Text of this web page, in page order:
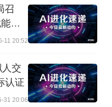
餐饮消费还有出
是交通、旅游方
在主要大城市里，
月份保持比较好的
讲，经济处在一
召
人
11 20:52
交
认证
31 20:06